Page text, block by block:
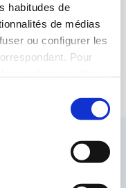
habitudes de
de médias
ou configurer les
Pour
de fond
le plus proche